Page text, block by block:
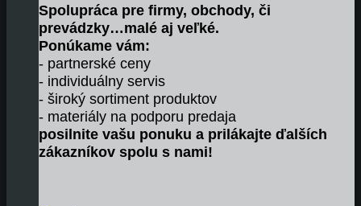
Spolupráca pre firmy, obchody, či
prevádzky…malé aj veľké.
Ponúkame vám:
- partnerské ceny
- individuálny servis
- široký sortiment produktov
- materiály na podporu predaja
posilnite vašu ponuku a prilákajte ďalších
zákazníkov spolu s nami!